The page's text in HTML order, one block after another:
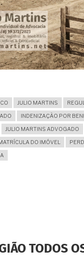
JULIO MARTINS
INDENIZAÇÃO POR
JULIO MARTINS ADVOGADO
DO IMÓVEL
TODOS